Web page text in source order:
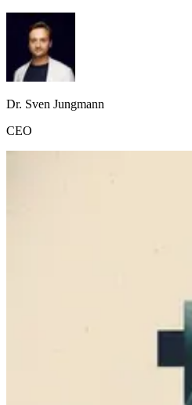
Dr. Sven Jungmann
CEO